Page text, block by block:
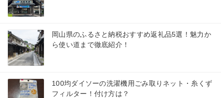
岡山県のふるさと納税おすすめ返礼品5選！魅力か
ら使い道まで徹底紹介！
100均ダイソーの洗濯機用ごみ取りネット・糸くず
フィルター！付け方は？